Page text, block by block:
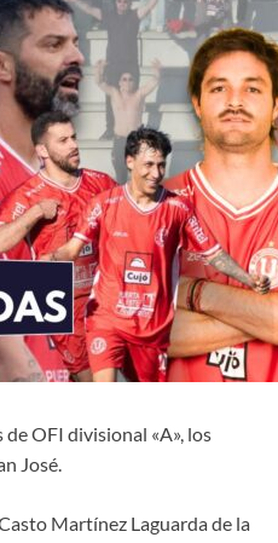
OFI divisional «A», los
José.
Martínez Laguarda de la